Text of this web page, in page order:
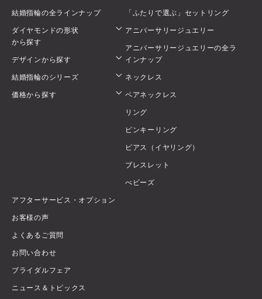
結婚指輪の全ラインナップ
ダイヤモンドの形状
から探す
デザインから探す
結婚指輪のシリーズ
価格から探す
「ふたりで選ぶ」セットリング
アニバーサリージュエリー
アニバーサリージュエリーの全ラ
インナップ
ネックレス
ペアネックレス
リング
ピンキーリング
ピアス（イヤリング）
ブレスレット
べビーズ
アフターサービス・オプション
お客様の声
よくあるご質問
お問い合わせ
ブライダルフェア
ニュース＆トピックス